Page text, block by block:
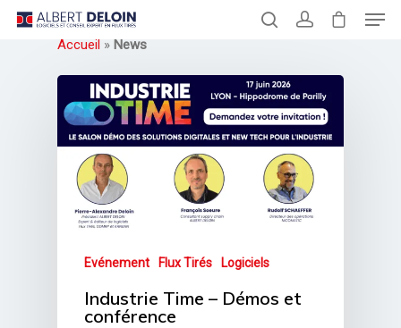
Hit enter to search or ESC to close
Accueil » News
Evénement Flux Tirés Logiciels
Industrie Time – Démos et
conférence